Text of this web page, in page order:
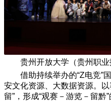
贵州开放大学（贵州职
借助持续举办的“Z电竞”
安文化资源、大数据资源。
留”，形成“观赛－游览－留黔